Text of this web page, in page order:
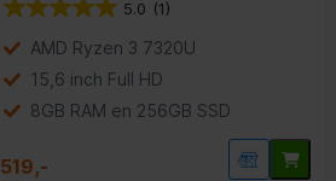
5.0 (1)
AMD Ryzen 3 7320U
15,6 inch Full HD
8GB RAM en 256GB SSD
519,-